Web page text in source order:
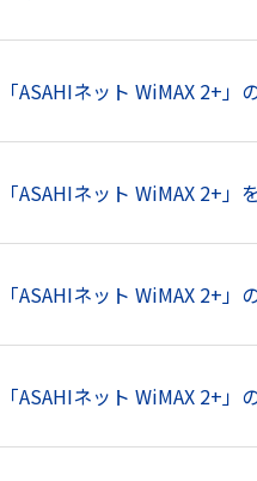
「ASAHIネット WiMAX 2+
「ASAHIネット WiMAX 2+」
「ASAHIネット WiMAX 2+
「ASAHIネット WiMAX 2+」